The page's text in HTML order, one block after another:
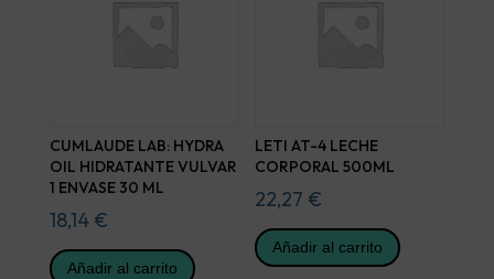
CUMLAUDE LAB: HYDRA
OIL HIDRATANTE VULVAR
1 ENVASE 30 ML
18,14 €
Añadir al carrito
LETI AT-4 LECHE
CORPORAL 500ML
22,27 €
Añadir al carrito